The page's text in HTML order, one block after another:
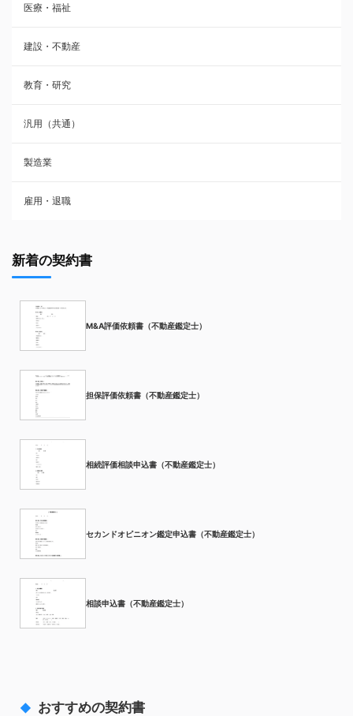
医療・福祉
建設・不動産
教育・研究
汎用（共通）
製造業
雇用・退職
新着の契約書
M&A評価依頼書（不動産鑑定士）
担保評価依頼書（不動産鑑定士）
相続評価相談申込書（不動産鑑定士）
セカンドオピニオン鑑定申込書（不動産鑑定士）
相談申込書（不動産鑑定士）
おすすめの契約書